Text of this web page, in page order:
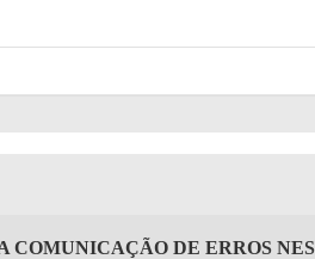
COMUNICAÇÃO DE ERROS